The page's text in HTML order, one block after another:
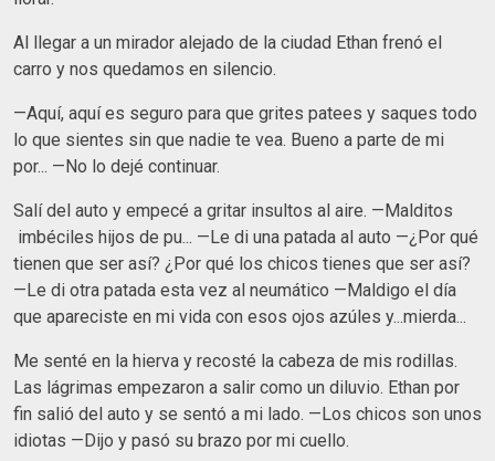
Al llegar a un mirador alejado de la ciudad Ethan frenó el
carro y nos quedamos en silencio.
—Aquí, aquí es seguro para que grites patees y saques todo
lo que sientes sin que nadie te vea. Bueno a parte de mi
por... —No lo dejé continuar.
Salí del auto y empecé a gritar insultos al aire. —Malditos
imbéciles hijos de pu... —Le di una patada al auto —¿Por qué
tienen que ser así? ¿Por qué los chicos tienes que ser así?
—Le di otra patada esta vez al neumático —Maldigo el día
que apareciste en mi vida con esos ojos azúles y...mierda...
Me senté en la hierva y recosté la cabeza de mis rodillas.
Las lágrimas empezaron a salir como un diluvio. Ethan por
fin salió del auto y se sentó a mi lado. —Los chicos son unos
idiotas —Dijo y pasó su brazo por mi cuello.